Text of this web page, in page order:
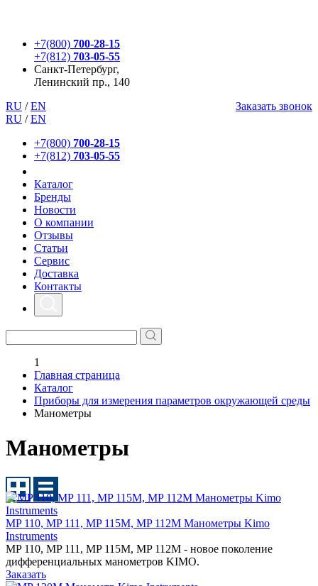
+7(800) 700-28-15
+7(812) 703-05-55
Санкт-Петербург,
Ленинский пр., 140
RU / EN
Заказать звонок
RU / EN
+7(800) 700-28-15
+7(812) 703-05-55
Каталог
Бренды
Новости
О компании
Отзывы
Статьи
Сервис
Доставка
Контакты
1
Главная страница
Каталог
Приборы для измерения параметров окружающей среды
Манометры
Манометры
MP 110, MP 111, MP 115М, MP 112М Манометры Kimo
Instruments
MP 110, MP 111, MP 115M, MP 112M - новое поколение
дифференциальных манометров KIMO.
Заказать